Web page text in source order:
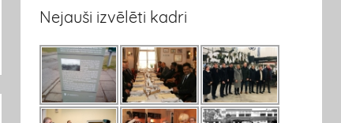
Nejauši izvēlēti kadri